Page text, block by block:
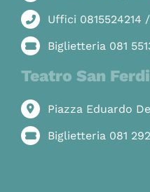
Uffici 0815524214
Biglietteria 081
Teatro San
Piazza Eduardo
Biglietteria 081